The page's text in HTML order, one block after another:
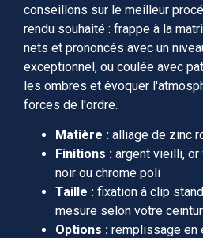
conseillons sur le meilleur
rendu souhaité : frappe à la
nets et prononcés avec un
exceptionnel, ou coulée avec
les ombres et évoquer
forces de l'ordre.
Matière : alliage de zinc
Finitions : argent vieilli,
noir ou chrome poli
Taille : fixation à clip
mesure selon votre
Options : remplissage en